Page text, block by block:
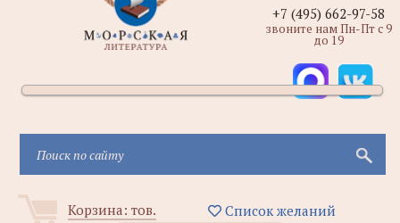
Корзина: тов.
Список желаний
+7 (495) 662-97-58
звоните нам Пн-Пт с 9
до 19